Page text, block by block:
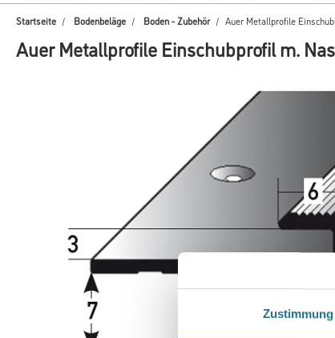
Zustimmung
Startseite Bodenbeläge Boden - Zubehör Auer Metallprofile
Auer Metallprofile Einschubprofil m.